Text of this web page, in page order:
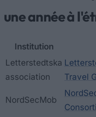
une année à
Institution
Letterstedtska
association
Travel
NordSecMob